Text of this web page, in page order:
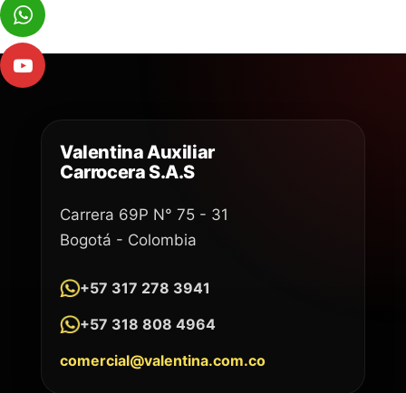
[…]
Valentina Auxiliar
Carrocera S.A.S
Carrera 69P N° 75 - 31
Bogotá - Colombia
+57 317 278 3941
+57 318 808 4964
comercial@valentina.com.co